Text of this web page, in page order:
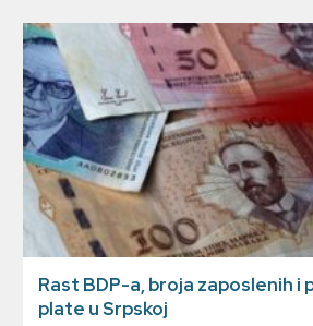
Rast BDP-a, broja zaposlenih i
plate u Srpskoj